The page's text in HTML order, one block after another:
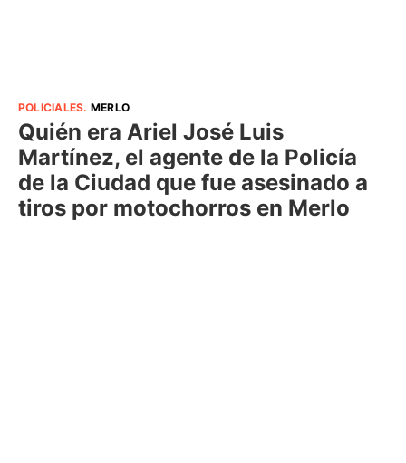
POLICIALES. MERLO
Quién era Ariel José Luis
Martínez, el agente de la Policía
de la Ciudad que fue asesinado a
tiros por motochorros en Merlo